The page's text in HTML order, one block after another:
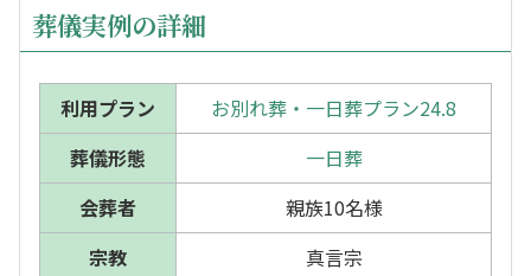
葬儀実例の詳細
利用プラン
お別れ葬・一日葬プラン24.8
葬儀形態
一日葬
会葬者
親族10名様
宗教
真言宗